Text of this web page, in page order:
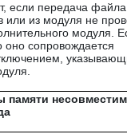
если передача файла
или из модуля не
модуля.
сопровождается
памяти